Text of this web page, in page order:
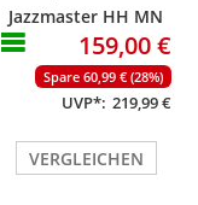
Jazzmaster HH MN
Daphne Blue
159,00 €
Spare 60,99 € (28%)
UVP*: 219,99 €
VERGLEICHEN